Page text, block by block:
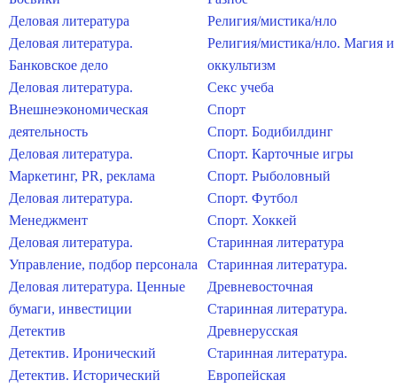
Деловая литература
Деловая литература.
Банковское дело
Деловая литература.
Внешнеэкономическая
деятельность
Деловая литература.
Маркетинг, PR, реклама
Деловая литература.
Менеджмент
Деловая литература.
Управление, подбор персонала
Деловая литература. Ценные
бумаги, инвестиции
Детектив
Детектив. Иронический
Детектив. Исторический
Религия/мистика/нло
Религия/мистика/нло. Магия и
оккультизм
Секс учеба
Спорт
Спорт. Бодибилдинг
Спорт. Карточные игры
Спорт. Рыболовный
Спорт. Футбол
Спорт. Хоккей
Старинная литература
Старинная литература.
Древневосточная
Старинная литература.
Древнерусская
Старинная литература.
Европейская